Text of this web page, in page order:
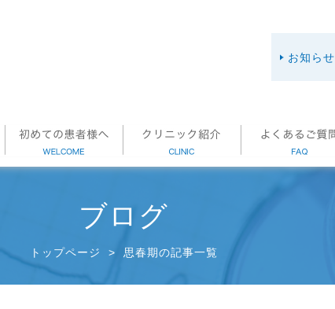
お知らせ
ブログ
トップページ > 思春期の記事一覧